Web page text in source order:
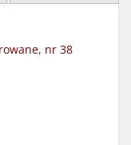
nr 38